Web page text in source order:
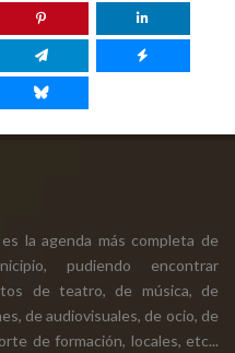
la agenda más completa de
pudiendo encontrar
de teatro, de música, de
de audiovisuales, de ocio, de
de formación, locales, etc...